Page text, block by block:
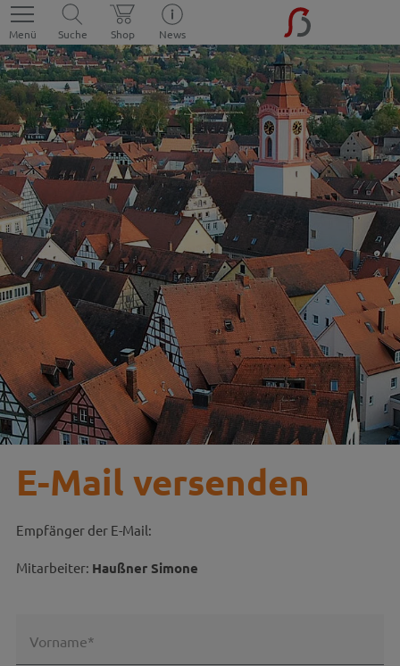
Menü Suche Shop News
E-Mail versenden
Empfänger der E-Mail:
Mitarbeiter: Haußner Simone
Vorname*